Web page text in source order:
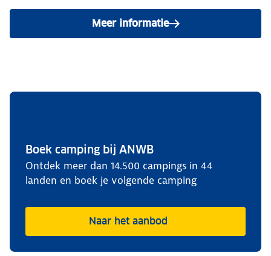
Meer informatie
Boek camping bij ANWB
Ontdek meer dan 14.500 campings in 44
landen en boek je volgende camping
Naar het aanbod